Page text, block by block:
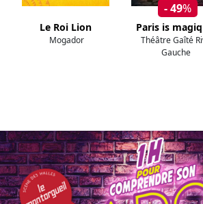
Le Roi Lion
Mogador
- 49%
Paris is
Théâtre Gaîté
Gauche